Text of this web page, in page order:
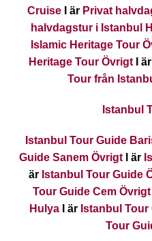
Cruise I är Privat
halvdagstur i Istanbul
Islamic Heritage Tour
Heritage Tour ÖvrigtI är
Tour från
Istanbul
Istanbul Tour Guide
Guide Sanem Övrigt I är
är Istanbul Tour Guide
Tour Guide Cem Övrigt
HulyaI är Istanbul Tour
Tour